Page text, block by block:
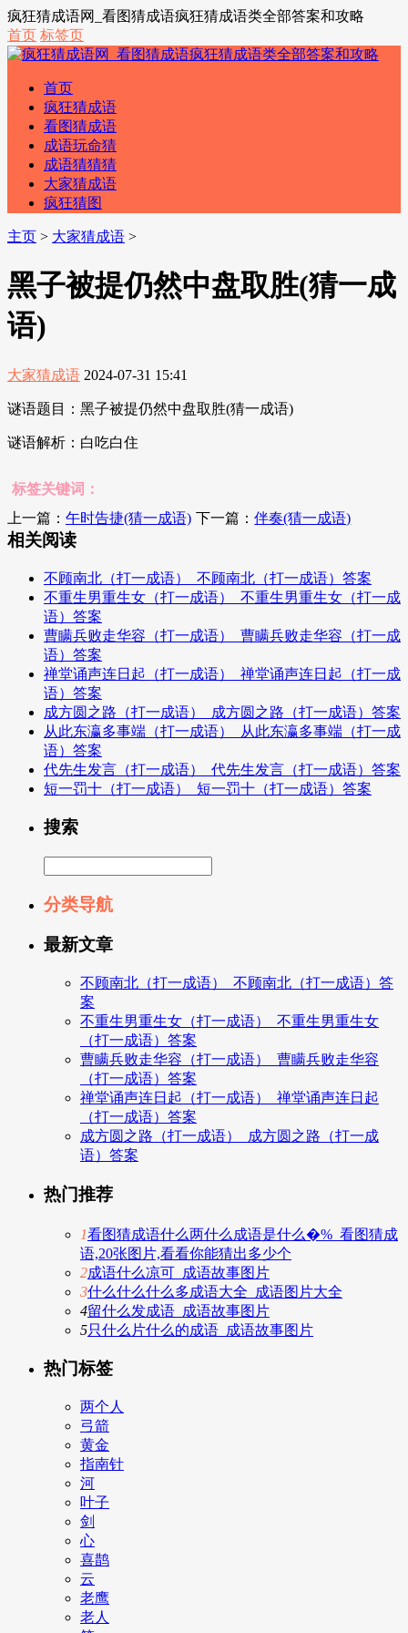
疯狂猜成语网_看图猜成语疯狂猜成语类全部答案和攻略
首页 标签页
首页
疯狂猜成语
看图猜成语
成语玩命猜
成语猜猜猜
大家猜成语
疯狂猜图
主页 > 大家猜成语 >
黑子被提仍然中盘取胜(猜一成
语)
大家猜成语 2024-07-31 15:41
谜语题目：黑子被提仍然中盘取胜(猜一成语)
谜语解析：白吃白住
标签关键词：
上一篇： 午时告捷(猜一成语) 下一篇：伴奏(猜一成语)
相关阅读
不顾南北（打一成语）_不顾南北（打一成语）答案
不重生男重生女（打一成语）_不重生男重生女（打一成
语）答案
曹瞒兵败走华容（打一成语）_曹瞒兵败走华容（打一成
语）答案
禅堂诵声连日起（打一成语）_禅堂诵声连日起（打一成
语）答案
成方圆之路（打一成语）_成方圆之路（打一成语）答案
从此东瀛多事端（打一成语）_从此东瀛多事端（打一成
语）答案
代先生发言（打一成语）_代先生发言（打一成语）答案
短一罚十（打一成语）_短一罚十（打一成语）答案
搜索
分类导航
最新文章
不顾南北（打一成语）_不顾南北（打一成语）答
案
不重生男重生女（打一成语）_不重生男重生女
（打一成语）答案
曹瞒兵败走华容（打一成语）_曹瞒兵败走华容
（打一成语）答案
禅堂诵声连日起（打一成语）_禅堂诵声连日起
（打一成语）答案
成方圆之路（打一成语）_成方圆之路（打一成
语）答案
热门推荐
1看图猜成语什么两什么成语是什么�%_看图猜成
语,20张图片,看看你能猜出多少个
2成语什么凉可_成语故事图片
3什么什么什么多成语大全_成语图片大全
4留什么发成语_成语故事图片
5只什么片什么的成语_成语故事图片
热门标签
两个人
弓箭
黄金
指南针
河
叶子
剑
心
喜鹊
云
老鹰
老人